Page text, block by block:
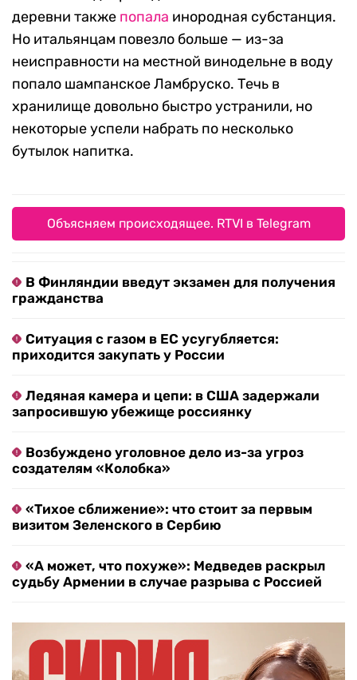
деревни также попала инородная субстанция.
Но итальянцам повезло больше — из-за
неисправности на местной винодельне в воду
попало шампанское Ламбруско. Течь в
хранилище довольно быстро устранили, но
некоторые успели набрать по несколько
бутылок напитка.
Объясняем происходящее. RTVI в Telegram
В Финляндии введут экзамен для получения
гражданства
Ситуация с газом в ЕС усугубляется:
приходится закупать у России
Ледяная камера и цепи: в США задержали
запросившую убежище россиянку
Возбуждено уголовное дело из-за угроз
создателям «Колобка»
«Тихое сближение»: что стоит за первым
визитом Зеленского в Сербию
«А может, что похуже»: Медведев раскрыл
судьбу Армении в случае разрыва с Россией